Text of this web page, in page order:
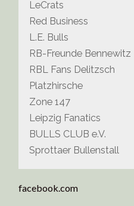
LeCrats
Red Business
L.E. Bulls
RB-Freunde Bennewitz
RBL Fans Delitzsch
Platzhirsche
Zone 147
Leipzig Fanatics
BULLS CLUB e.V.
Sprottaer Bullenstall
facebook.com